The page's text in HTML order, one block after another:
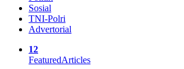
Sosial
TNI-Polri
Advertorial
12
FeaturedArticles